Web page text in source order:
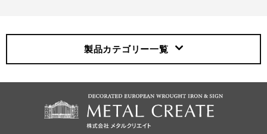
製品カテゴリー一覧